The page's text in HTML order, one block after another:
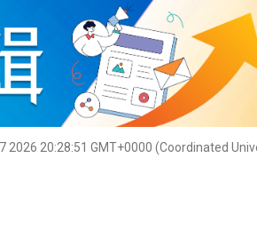
2026 20:28:52 GMT+0000 (Coordinated
灼見活動 關於我們